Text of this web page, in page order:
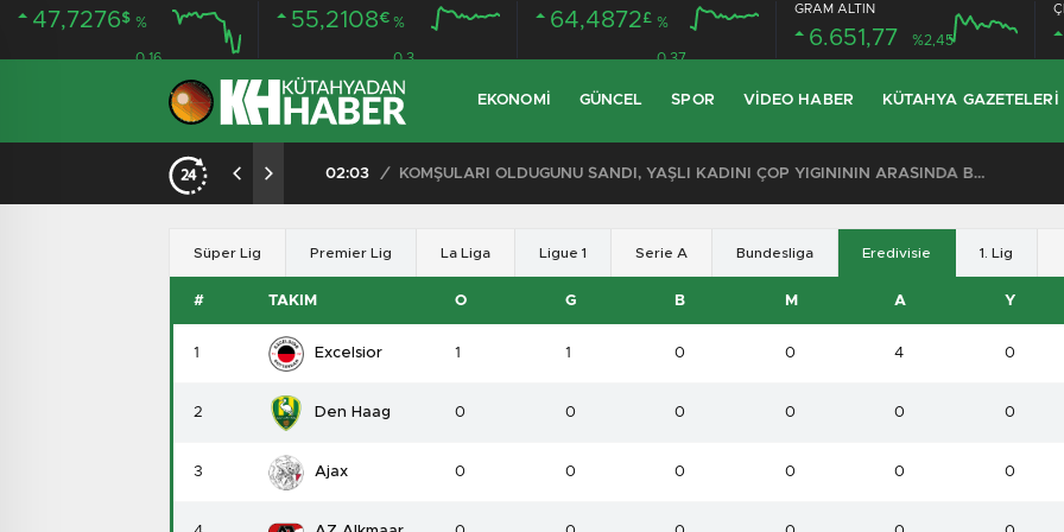
47,7276$ %
0.16
55,2108€ %
0.3
64,4872£ %
0.37
GRAM ALTIN
6.651,77 %2,45
EKONOMI GÜNCEL SPOR VIDEO HABER KÜTAHYA GAZETELERI
02:03 / KOMŞULARI ÖLDÜĞÜNÜ SANDI, YAŞLI KADINI ÇÖP YIĞINININ ARASINDA BULUNDU
Süper Lig Premier Lig La Liga Ligue 1 Serie A Bundesliga Eredivisie 1. Lig
# TAKIM O G B M A Y
1 Excelsior 1 1 0 0 4 0
2 Den Haag 0 0 0 0 0 0
3 Ajax 0 0 0 0 0 0